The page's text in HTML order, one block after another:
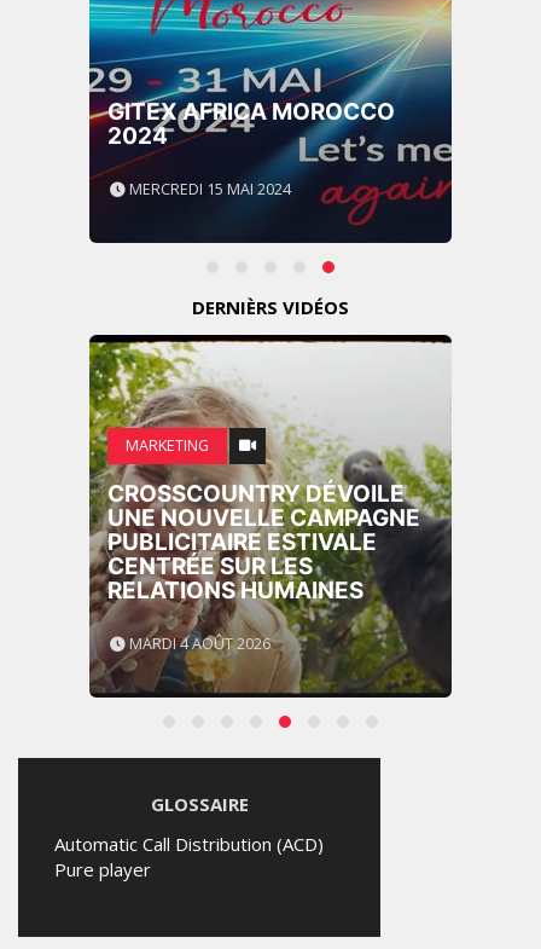
GITEX AFRICA MOROCCO
2024
MERCREDI 15 MAI 2024
DERNIÈRS VIDÉOS
MARKETING
CROSSCOUNTRY DÉVOILE
UNE NOUVELLE CAMPAGNE
PUBLICITAIRE ESTIVALE
CENTRÉE SUR LES
RELATIONS HUMAINES
MARDI 4 AOÛT 2026
GLOSSAIRE
Automatic Call Distribution (ACD)
Pure player